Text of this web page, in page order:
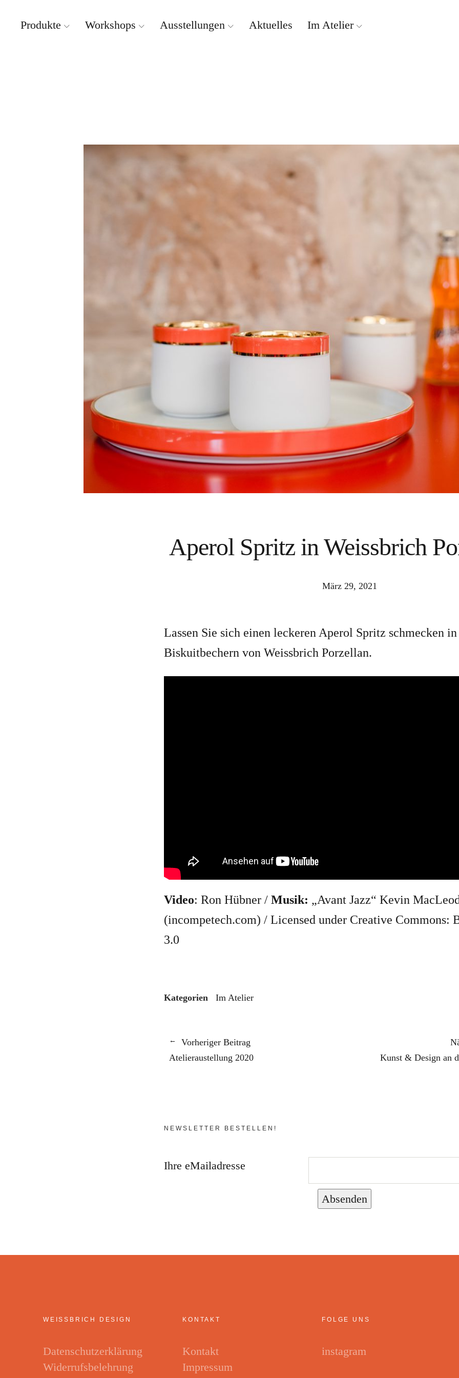
Produkte Workshops Ausstellungen Aktuelles Im Atelier
Aperol Spritz in Weissbrich
März 29, 2021
Lassen Sie sich einen leckeren Aperol Spritz schmecken in
Biskuitbechern von Weissbrich Porzellan.
Video: Ron Hübner / Musik: „Avant Jazz“ Kevin
(incompetech.com) / Licensed under Creative Commons:
3.0
Kategorien Im Atelier
Vorheriger Beitrag
Atelieraustellung 2020
Kunst & Design an
NEWSLETTER BESTELLEN!
Ihre eMailadresse
Absenden
WEISSBRICH DESIGN
Datenschutzerklärung
Widerrufsbelehrung
KONTAKT
Kontakt
Impressum
FOLGE UNS
instagram